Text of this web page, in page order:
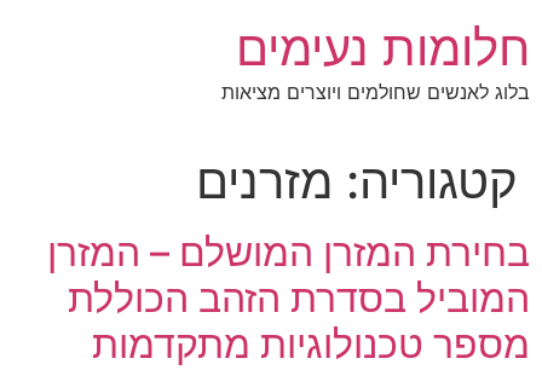
לתוכן
חלומות נעימים
בלוג לאנשים שחולמים ויוצרים מציאות
קטגוריה: מזרנים
בחירת המזרן המושלם – המזרן
המוביל בסדרת הזהב הכוללת
מספר טכנולוגיות מתקדמות